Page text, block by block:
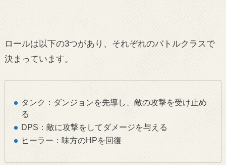
ロールは以下の3つがあり、それぞれのバトルクラスで
決まっています。
タンク：ダンジョンを先導し、敵の攻撃を受け止め
る
DPS：敵に攻撃をしてダメージを与える
ヒーラー：味方のHPを回復